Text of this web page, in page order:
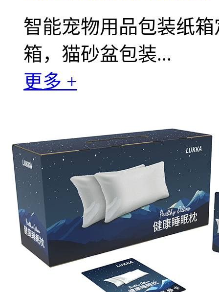
智能宠物用品包装纸
箱，猫砂盆包装...
更多 +